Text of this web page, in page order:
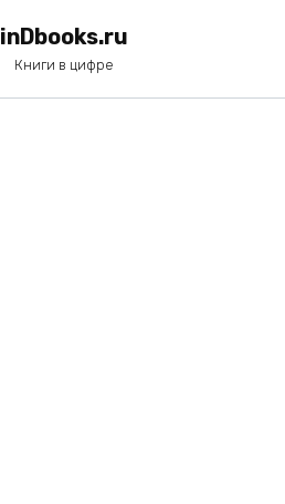
inDbooks.ru
Книги в цифре